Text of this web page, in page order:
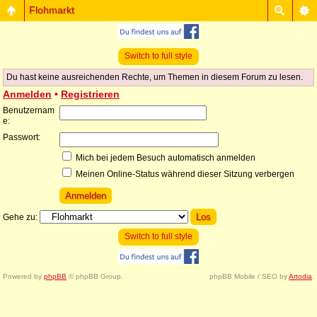
Flohmarkt
Switch to full style
Du hast keine ausreichenden Rechte, um Themen in diesem Forum zu lesen.
Anmelden • Registrieren
Benutzernam
e:
Passwort:
Mich bei jedem Besuch automatisch anmelden
Meinen Online-Status während dieser Sitzung verbergen
Gehe zu:
Switch to full style
Powered by phpBB © phpBB Group. phpBB Mobile / SEO byArtodia